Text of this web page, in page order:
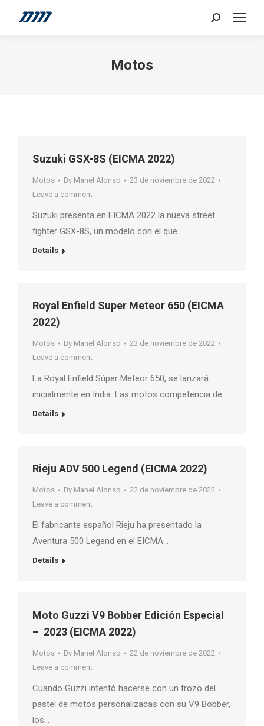
Search:
Motos
Suzuki GSX-8S (EICMA 2022)
Motos By Manel Alonso
23 de noviembre de 2022
Leave a comment
Suzuki presenta en EICMA 2022 la nueva street
fighter GSX-8S, un modelo con el que …
Details
Royal Enfield Super Meteor 650 (EICMA
2022)
Motos By Manel Alonso
23 de noviembre de 2022
Leave a comment
La Royal Enfield Súper Meteor 650, se lanzará
inicialmente en India. Las motos competencia de …
Details
Rieju ADV 500 Legend (EICMA 2022)
Motos By Manel Alonso
22 de noviembre de 2022
Leave a comment
El fabricante español Rieju ha presentado la
Aventura 500 Legend en el EICMA…
Details
Moto Guzzi V9 Bobber Edición Especial
– 2023 (EICMA 2022)
Motos By Manel Alonso
22 de noviembre de 2022
Leave a comment
Cuando Guzzi intentó hacerse con un trozo del
pastel de motos personalizadas con su V9 Bobber,
los…